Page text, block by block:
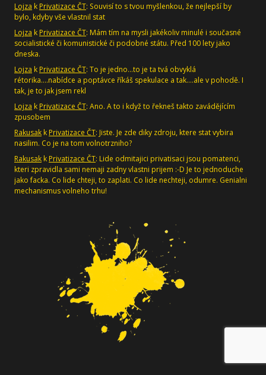
Lojza k Privatizace ČT: Souvisí to s tvou myšlenkou, že nejlepší by
bylo, kdyby vše vlastnil stat
Lojza k Privatizace ČT: Mám tím na mysli jakékoliv minulé i současné
socialistické či komunistické či podobné státu. Před 100 lety jako
dneska.
Lojza k Privatizace ČT: To je jedno...to je ta tvá obvyklá
rétorika....nabídce a poptávce říkáš spekulace a tak....ale v pohodě. I
tak, je to jak jsem rekl
Lojza k Privatizace ČT: Ano. A to i když to řekneš takto zavádějícím
zpusobem
Rakusak k Privatizace ČT: Jiste. Je zde diky zdroju, ktere stat vybira
nasilim. Co je na tom volnotrzniho?
Rakusak k Privatizace ČT: Lide odmitajici privatisaci jsou pomatenci,
kteri zpravidla sami nemaji zadny vlastni prijem :-D Je to jednoduche
jako facka. Co lide chteji, to zaplati. Co lide nechteji, odumre. Genialni
mechanismus volneho trhu!